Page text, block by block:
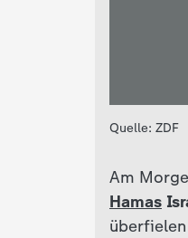
Quelle: ZDF
Am
Hamas